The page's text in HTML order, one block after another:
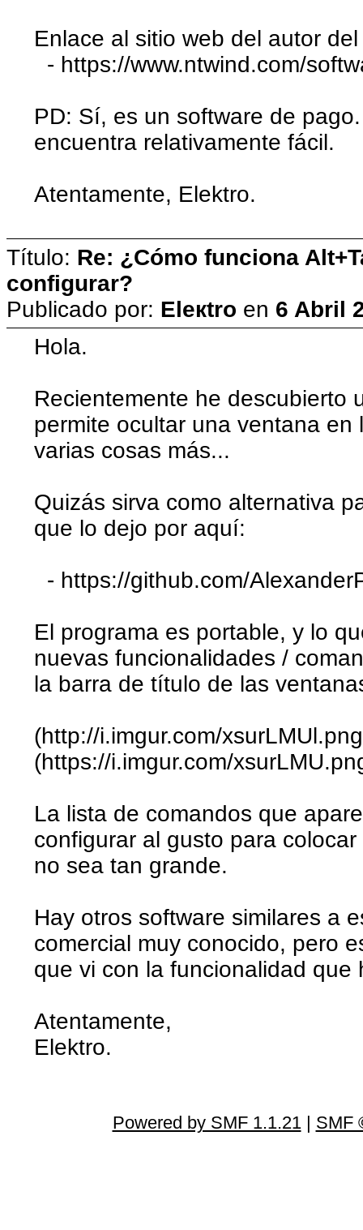
Enlace al sitio web del autor
- https://www.ntwind.com/
PD: Sí, es un software de
encuentra relativamente fácil.
Atentamente, Elektro.
Título: Re: ¿Cómo funciona
configurar?
Publicado por: Eleкtro en 6 Abril
Hola.
Recientemente he descubierto
permite ocultar una ventana en
varias cosas más...
Quizás sirva como alternativa
que lo dejo por aquí:
- https://github.com/
El programa es portable, y lo
nuevas funcionalidades /
la barra de título de las
(http://i.imgur.com/
(https://i.imgur.com/
La lista de comandos que
configurar al gusto para
no sea tan grande.
Hay otros software similares a
comercial muy conocido, pero
que vi con la funcionalidad que
Atentamente,
Elektro.
Powered by SMF 1.1.21| SMF